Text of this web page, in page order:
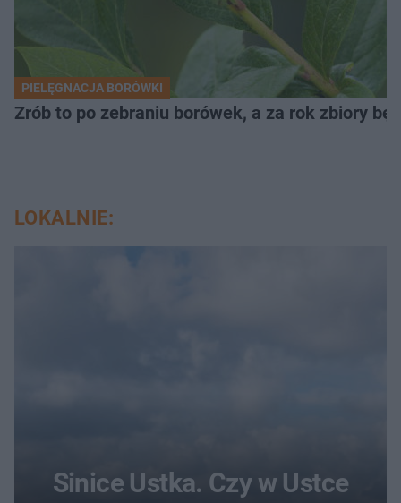
PIELĘGNACJA BORÓWKI
Zrób to po zebraniu borówek, a za rok zbiory
LOKALNIE:
Sinice Ustka. Czy w Ustce